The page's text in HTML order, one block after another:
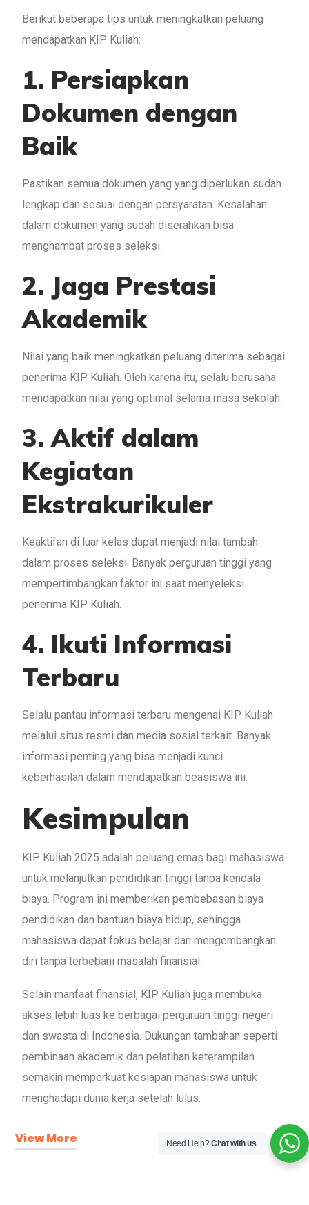
Berikut beberapa tips untuk meningkatkan peluang
mendapatkan KIP Kuliah:
1. Persiapkan
Dokumen dengan
Baik
Pastikan semua dokumen yang yang diperlukan sudah
lengkap dan sesuai dengan persyaratan. Kesalahan
dalam dokumen yang sudah diserahkan bisa
menghambat proses seleksi.
2. Jaga Prestasi
Akademik
Nilai yang baik meningkatkan peluang diterima sebagai
penerima KIP Kuliah. Oleh karena itu, selalu berusaha
mendapatkan nilai yang optimal selama masa sekolah.
3. Aktif dalam
Kegiatan
Ekstrakurikuler
Keaktifan di luar kelas dapat menjadi nilai tambah
dalam proses seleksi. Banyak perguruan tinggi yang
mempertimbangkan faktor ini saat menyeleksi
penerima KIP Kuliah.
4. Ikuti Informasi
Terbaru
Selalu pantau informasi terbaru mengenai KIP Kuliah
melalui situs resmi dan media sosial terkait. Banyak
informasi penting yang bisa menjadi kunci
keberhasilan dalam mendapatkan beasiswa ini.
Kesimpulan
KIP Kuliah 2025 adalah peluang emas bagi mahasiswa
untuk melanjutkan pendidikan tinggi tanpa kendala
biaya. Program ini memberikan pembebasan biaya
pendidikan dan bantuan biaya hidup, sehingga
mahasiswa dapat fokus belajar dan mengembangkan
diri tanpa terbebani masalah finansial.
Selain manfaat finansial, KIP Kuliah juga membuka
akses lebih luas ke berbagai perguruan tinggi negeri
dan swasta di Indonesia. Dukungan tambahan seperti
pembinaan akademik dan pelatihan keterampilan
semakin memperkuat kesiapan mahasiswa untuk
menghadapi dunia kerja setelah lulus.
View More Need Help?Chat with us